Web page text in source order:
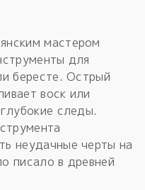
мастером
для
бересте. Острый
воск или
следы.
неудачные черты на
писало в древней